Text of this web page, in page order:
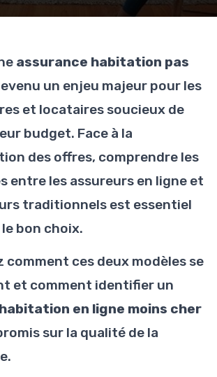
assurance habitation pas
un enjeu majeur pour les
et locataires soucieux de
budget. Face à la
des offres, comprendre les
entre les assureurs en ligne et
traditionnels est essentiel
bon choix.
comment ces deux modèles se
et comment identifier un
en ligne moins cher
sur la qualité de la